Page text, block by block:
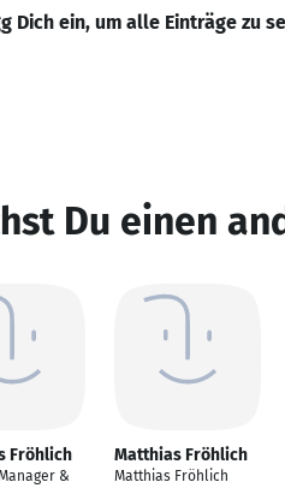
Dich ein, um alle Einträge zu
Du einen
Fröhlich
&
Matthias Fröhlich
Matthias Fröhlich